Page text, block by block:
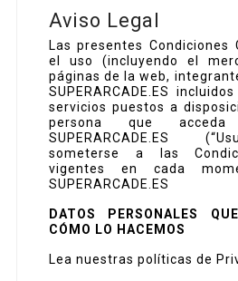
Aviso Legal
Las presentes Condiciones
el uso (incluyendo el
páginas de la web,
SUPERARCADE.ES
servicios puestos a
persona que
SUPERARCADE.ES
someterse a las
vigentes en cada
SUPERARCADE.ES
DATOS PERSONALES
CÓMO LO HACEMOS
Lea nuestras políticas de